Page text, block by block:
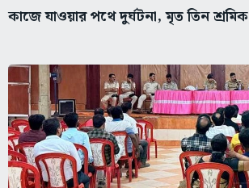
কাজে যাওয়ার পথে দুর্ঘটনা, মৃত তিন শ্রমিক